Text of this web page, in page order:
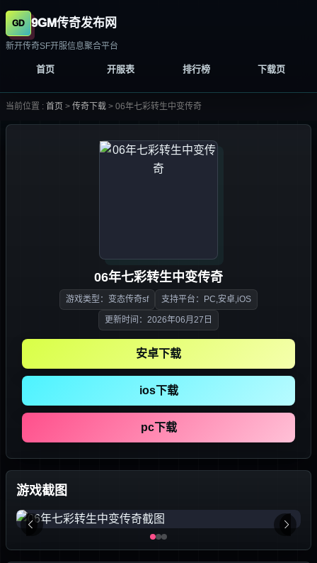
9GM传奇发布网
新开传奇SF开服信息聚合平台
首页 开服表 排行榜 下载页
当前位置 : 首页 > 传奇下载 > 06年七彩转生中变传奇
06年七彩转生中变传奇
游戏类型：变态传奇sf 支持平台：PC,安卓,iOS
更新时间：2026年06月27日
安卓下载
ios下载
pc下载
游戏截图